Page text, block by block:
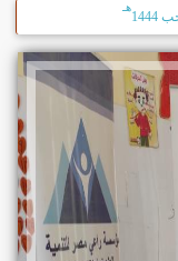
هـ